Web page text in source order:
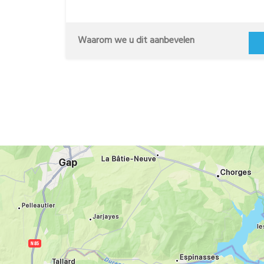
Waarom we u dit aanbevelen